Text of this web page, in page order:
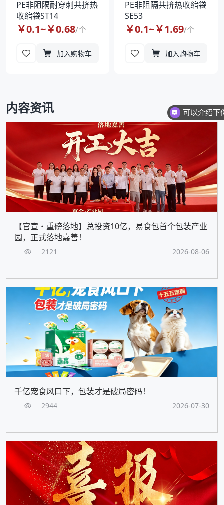
PE非阻隔耐穿刺共挤热
收缩袋ST14
￥0.1~￥0.68/个
加入购物车
PE非阻隔共挤热收缩袋
SE53
￥0.1~￥1.69/个
加入购物车
内容资讯
【官宣・重磅落地】总投资10亿，易食包首个包装产业
园，正式落地嘉善！
2121 2026-08-06
千亿宠食风口下，包装才是破局密码！
2944 2026-07-30